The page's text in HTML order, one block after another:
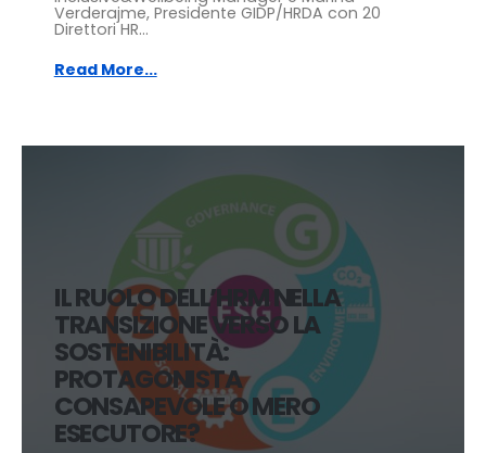
Verderajme, Presidente GIDP/HRDA con 20
Direttori HR...
Read More...
IL RUOLO DELL’HRM NELLA
TRANSIZIONE VERSO LA
SOSTENIBILITÀ:
PROTAGONISTA
CONSAPEVOLE O MERO
ESECUTORE?